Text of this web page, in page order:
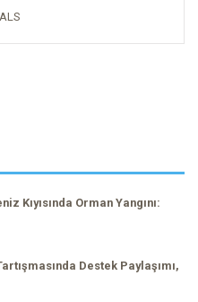
Kıyısında Orman Yangını:
Destek Paylaşımı,